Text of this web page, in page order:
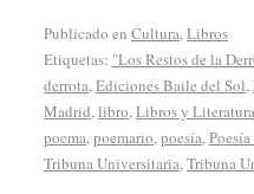
Publicado en Cultura,Libros
Etiquetas: "Los Restos de la
derrota,Ediciones Baile del Sol,
Madrid,libro,Libros y Literatura
poema,poemario,poesía,
Tribuna Universitaria,Tribuna